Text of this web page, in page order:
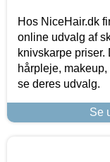
Hos NiceHair.dk
online udvalg af
knivskarpe
hårpleje,
se deres udvalg.
Se